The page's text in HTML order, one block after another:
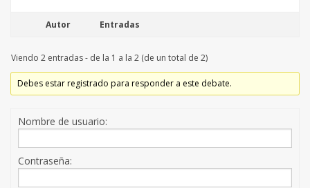
Autor Entradas
Viendo 2 entradas - de la 1 a la 2 (de un total de 2)
Debes estar registrado para responder a este debate.
Nombre de usuario:
Contraseña: